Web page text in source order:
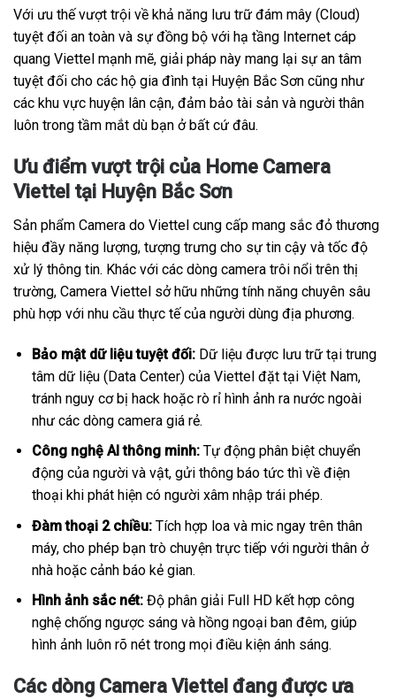
Với ưu thế vượt trội về khả năng lưu trữ đám mây (Cloud)
tuyệt đối an toàn và sự đồng bộ với hạ tầng Internet cáp
quang Viettel mạnh mẽ, giải pháp này mang lại sự an tâm
tuyệt đối cho các hộ gia đình tại Huyện Bắc Sơn cũng như
các khu vực huyện lân cận, đảm bảo tài sản và người thân
luôn trong tầm mắt dù bạn ở bất cứ đâu.
Ưu điểm vượt trội của Home Camera
Viettel tại Huyện Bắc Sơn
Sản phẩm Camera do Viettel cung cấp mang sắc đỏ thương
hiệu đầy năng lượng, tượng trưng cho sự tin cậy và tốc độ
xử lý thông tin. Khác với các dòng camera trôi nổi trên thị
trường, Camera Viettel sở hữu những tính năng chuyên sâu
phù hợp với nhu cầu thực tế của người dùng địa phương.
Bảo mật dữ liệu tuyệt đối:Dữ liệu được lưu trữ tại trung
tâm dữ liệu (Data Center) của Viettel đặt tại Việt Nam,
tránh nguy cơ bị hack hoặc rò rỉ hình ảnh ra nước ngoài
như các dòng camera giá rẻ.
Công nghệ AI thông minh:Tự động phân biệt chuyển
động của người và vật, gửi thông báo tức thì về điện
thoại khi phát hiện có người xâm nhập trái phép.
Đàm thoại 2 chiều:Tích hợp loa và mic ngay trên thân
máy, cho phép bạn trò chuyện trực tiếp với người thân ở
nhà hoặc cảnh báo kẻ gian.
Hình ảnh sắc nét:Độ phân giải Full HD kết hợp công
nghệ chống ngược sáng và hồng ngoại ban đêm, giúp
hình ảnh luôn rõ nét trong mọi điều kiện ánh sáng.
Các dòng Camera Viettel đang được ưa